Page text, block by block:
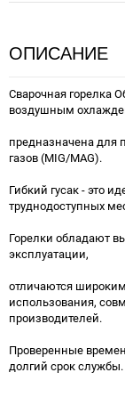
ОПИСАНИЕ
Сварочная горелка
воздушным
предназначена для
газов (MIG/MAG).
Гибкий гусак - это
труднодоступных
Горелки обладают
эксплуатации,
отличаются
использования,
производителей.
Проверенные
долгий срок службы.